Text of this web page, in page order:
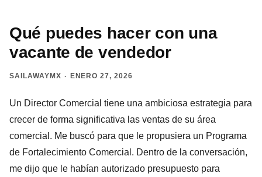
LOS
CLIENTES
QUE
SOLOS
Qué puedes hacer con una
vacante de vendedor
SAILAWAYMX ENERO 27, 2026
Un Director Comercial tiene una ambiciosa estrategia para
crecer de forma significativa las ventas de su área
comercial. Me buscó para que le propusiera un Programa
de Fortalecimiento Comercial. Dentro de la conversación,
me dijo que le habían autorizado presupuesto para